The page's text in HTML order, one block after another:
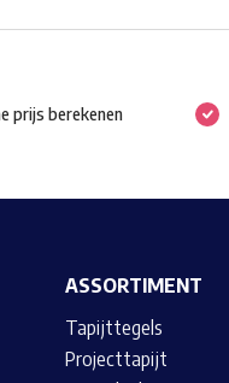
prijs berekenen
ASSORTIMENT
Tapijttegels
Projecttapijt